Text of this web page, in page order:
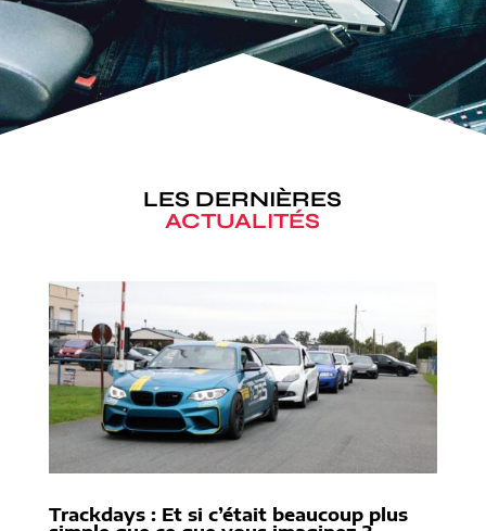
LES DERNIÈRES
ACTUALITÉS
Trackdays : Et si c’était beaucoup plus